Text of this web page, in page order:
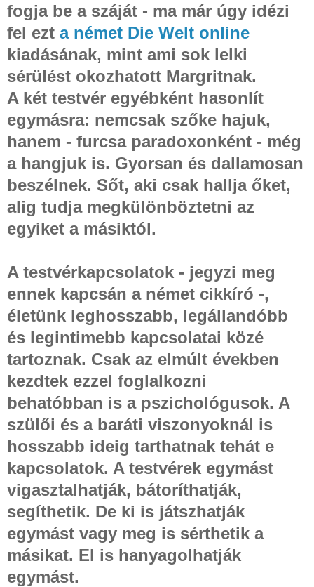
fogja be a száját - ma már úgy idézi
fel ezt a német Die Welt online
kiadásának, mint ami sok lelki
sérülést okozhatott Margritnak.
A két testvér egyébként hasonlít
egymásra: nemcsak szőke hajuk,
hanem - furcsa paradoxonként - még
a hangjuk is. Gyorsan és dallamosan
beszélnek. Sőt, aki csak hallja őket,
alig tudja megkülönböztetni az
egyiket a másiktól.
A testvérkapcsolatok - jegyzi meg
ennek kapcsán a német cikkíró -,
életünk leghosszabb, legállandóbb
és legintimebb kapcsolatai közé
tartoznak. Csak az elmúlt években
kezdtek ezzel foglalkozni
behatóbban is a pszichológusok. A
szülői és a baráti viszonyoknál is
hosszabb ideig tarthatnak tehát e
kapcsolatok. A testvérek egymást
vigasztalhatják, bátoríthatják,
segíthetik. De ki is játszhatják
egymást vagy meg is sérthetik a
másikat. El is hanyagolhatják
egymást.